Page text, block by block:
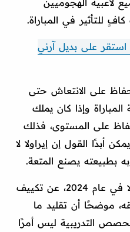
لاعبيه الهجوميين
للتأثير في المباراة.
استقر على بديل آرني
على الانتعاش حتى
المباراة وإذا كان يملك
على المستوى، فذلك
أبدًا القول إن إيراولا لا
بطبيعته يصنع المتعة.
واستطردت حول حديث إيراولا في عام 2024، عن تكييف
موضحًا أن تقليد ما
التدريبية ليس أمرًا